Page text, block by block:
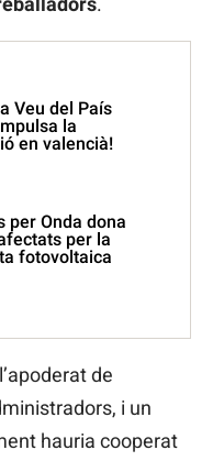
Veu del País
la
en valencià!
per Onda dona
per la
fotovoltaica
de
i un
hauria cooperat